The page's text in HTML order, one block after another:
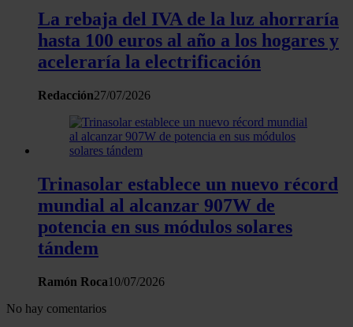
La rebaja del IVA de la luz ahorraría
hasta 100 euros al año a los hogares y
aceleraría la electrificación
Redacción27/07/2026
Trinasolar establece un nuevo récord
mundial al alcanzar 907W de
potencia en sus módulos solares
tándem
Ramón Roca10/07/2026
No hay comentarios